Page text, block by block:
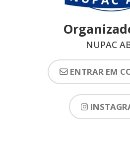
NUPAC
ENTRAR EM